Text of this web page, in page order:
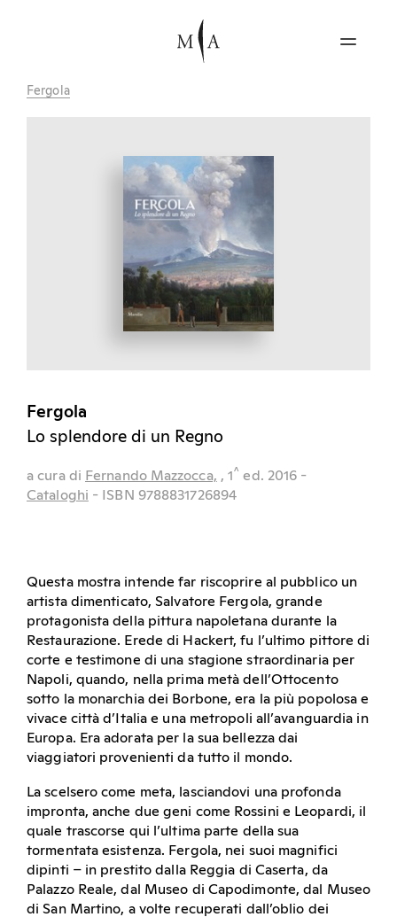
Fergola
Fergola
Lo splendore di un Regno
a cura di Fernando Mazzocca, , 1^ ed. 2016 -
Cataloghi - ISBN 9788831726894
Questa mostra intende far riscoprire al pubblico un
artista dimenticato, Salvatore Fergola, grande
protagonista della pittura napoletana durante la
Restaurazione. Erede di Hackert, fu l’ultimo pittore di
corte e testimone di una stagione straordinaria per
Napoli, quando, nella prima metà dell’Ottocento
sotto la monarchia dei Borbone, era la più popolosa e
vivace città d’Italia e una metropoli all’avanguardia in
Europa. Era adorata per la sua bellezza dai
viaggiatori provenienti da tutto il mondo.
La scelsero come meta, lasciandovi una profonda
impronta, anche due geni come Rossini e Leopardi, il
quale trascorse qui l’ultima parte della sua
tormentata esistenza. Fergola, nei suoi magnifici
dipinti – in prestito dalla Reggia di Caserta, da
Palazzo Reale, dal Museo di Capodimonte, dal Museo
di San Martino, a volte recuperati dall’oblio dei